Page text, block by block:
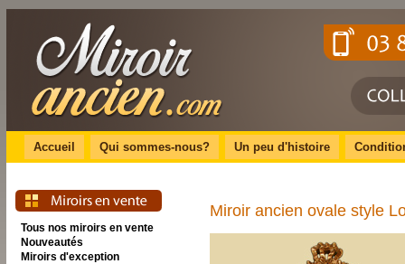
Accueil Qui sommes-nous? Un peu d'histoire
Miroir ancien ovale style
Tous nos miroirs en vente
Nouveautés
Miroirs d'exception